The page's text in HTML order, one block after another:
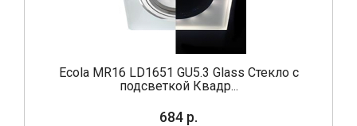
Ecola MR16 LD1651 GU5.3 Glass Стекло с
подсветкой Квадр...
684 р.